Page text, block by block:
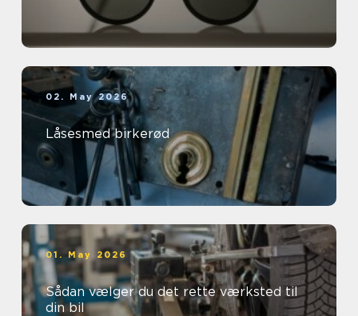
02. May 2026
Låsesmed birkerød
01. May 2026
Sådan vælger du det rette værksted til
din bil